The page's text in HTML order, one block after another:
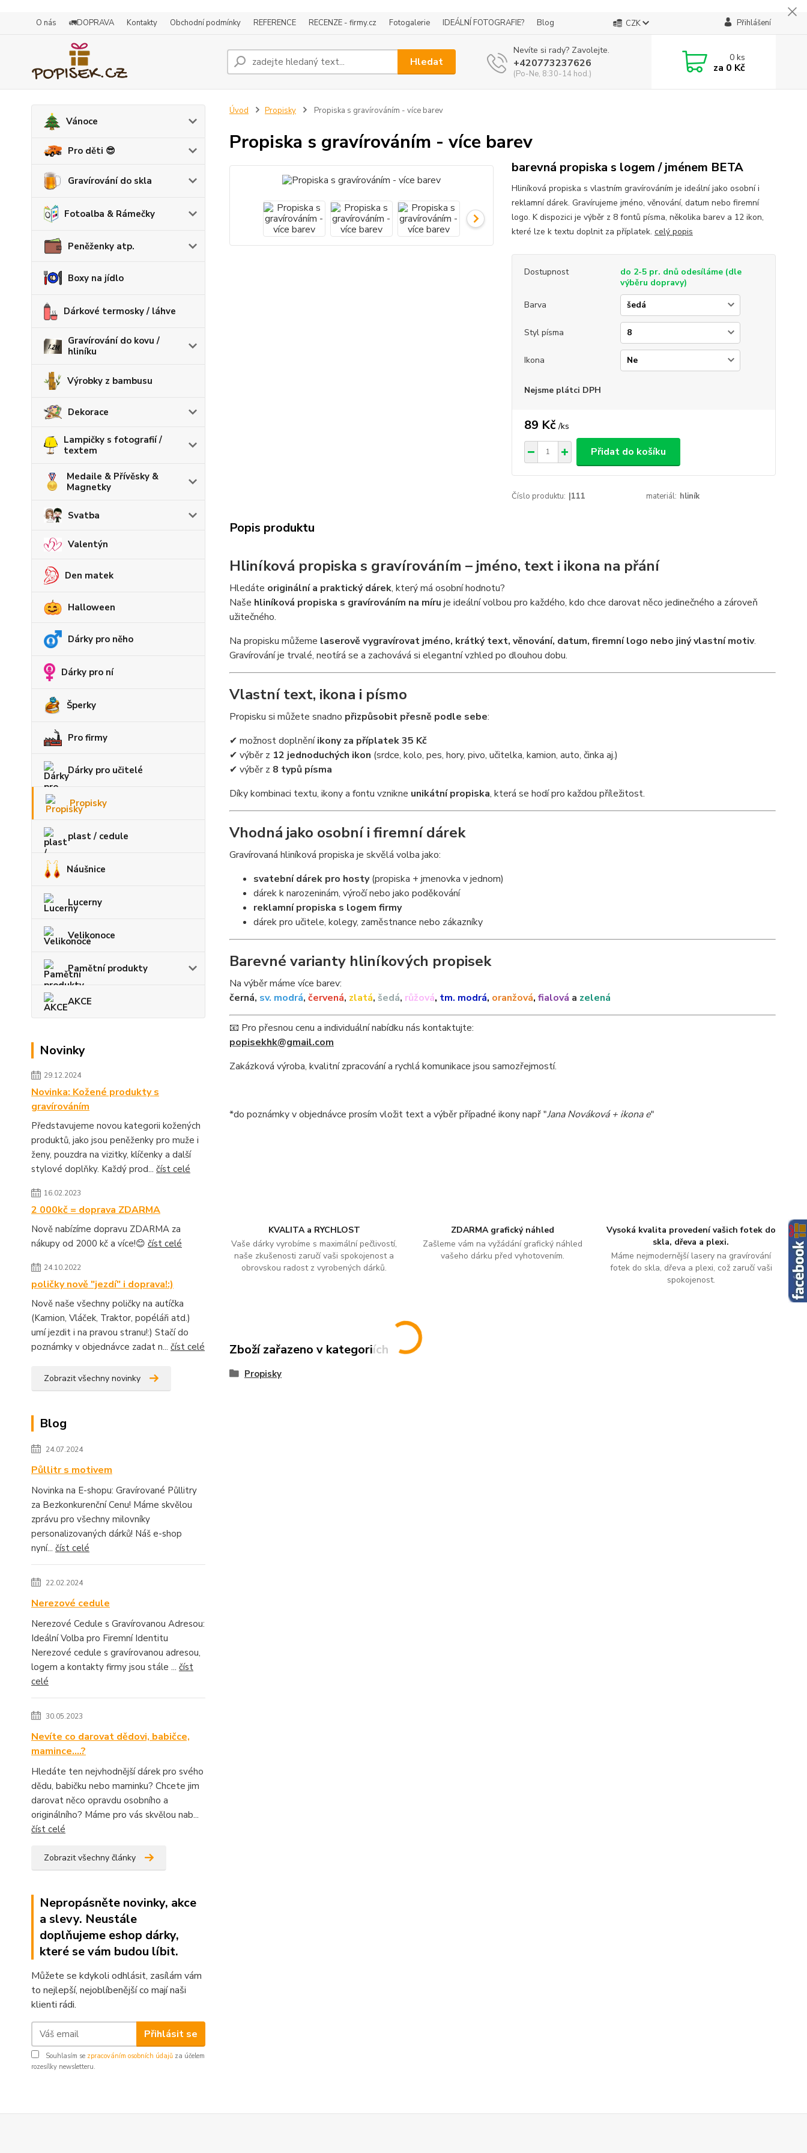
O nás 🚛DOPRAVA Kontakty Obchodní podmínky REFERENCE RECENZE - firmy.cz Fotogalerie IDEÁLNÍ FOTOGRAFIE? Blog CZK Přihlášení
Hledat
Nevíte si rady? Zavolejte.
+420773237626
(Po-Ne, 8:30-14 hod.)
0ks
za 0 Kč
Vánoce
Pro děti 😎
Gravírování do skla
Fotoalba & Rámečky
Peněženky atp.
Boxy na jídlo
Dárkové termosky / láhve
Gravírování do kovu /
hliníku
Výrobky z bambusu
Dekorace
Lampičky s fotografií /
textem
Medaile & Přívěsky &
Magnetky
Svatba
Valentýn
Den matek
Halloween
Dárky pro něho
Dárky pro ní
Šperky
Pro firmy
Dárky pro učitelé
Propisky
plast / cedule
Náušnice
Lucerny
Velikonoce
Pamětní produkty
AKCE
Novinky
29.12.2024
Novinka: Kožené produkty s
gravírováním
Představujeme novou kategorii kožených
produktů, jako jsou peněženky pro muže i
ženy, pouzdra na vizitky, klíčenky a další
stylové doplňky. Každý prod... číst celé
16.02.2023
2 000kč = doprava ZDARMA
Nově nabízíme dopravu ZDARMA za
nákupy od 2000 kč a více!😊 číst celé
24.10.2022
poličky nově "jezdí" i doprava!:)
Nově naše všechny poličky na autíčka
(Kamion, Vláček, Traktor, popéláři atd.)
umí jezdit i na pravou stranu!:) Stačí do
poznámky v objednávce zadat n... číst celé
Zobrazit všechny novinky
Blog
24.07.2024
Půllitr s motivem
Novinka na E-shopu: Gravírované Půllitry
za Bezkonkurenční Cenu! Máme skvělou
zprávu pro všechny milovníky
personalizovaných dárků! Náš e-shop
nyní... číst celé
22.02.2024
Nerezové cedule
Nerezové Cedule s Gravírovanou Adresou:
Ideální Volba pro Firemní Identitu
Nerezové cedule s gravírovanou adresou,
logem a kontakty firmy jsou stále ... číst
celé
30.05.2023
Nevíte co darovat dědovi, babičce,
mamince....?
Hledáte ten nejvhodnější dárek pro svého
dědu, babičku nebo maminku? Chcete jim
darovat něco opravdu osobního a
originálního? Máme pro vás skvělou nab...
číst celé
Zobrazit všechny články
Nepropásněte novinky, akce
a slevy. Neustále
doplňujeme eshop dárky,
které se vám budou líbit.
Můžete se kdykoli odhlásit, zasílám vám
to nejlepší, nejoblíbenější co mají naši
klienti rádi.
Přihlásit se
Souhlasím se zpracováním osobních údajů za účelem
rozesílky newsletteru.
Úvod Propisky Propiska s gravírováním - více barev
Propiska s gravírováním - více barev
barevná propiska s logem / jménem BETA
Hliníková propiska s vlastním gravírováním je ideální jako osobní i
reklamní dárek. Gravírujeme jméno, věnování, datum nebo firemní
logo. K dispozici je výběr z 8 fontů písma, několika barev a 12 ikon,
které lze k textu doplnit za příplatek. celý popis
Dostupnost
do 2-5 pr. dnů odesíláme (dle
výběru dopravy)
Barva
Styl písma
Ikona
Nejsme plátci DPH
89 Kč /ks
Přidat do košíku
Číslo produktu: |111 materiál: hliník
KVALITA a RYCHLOST
Vaše dárky vyrobíme s maximální pečlivostí,
naše zkušenosti zaručí vaši spokojenost a
obrovskou radost z vyrobených dárků.
ZDARMA grafický náhled
Zašleme vám na vyžádání grafický náhled
vašeho dárku před vyhotovením.
Vysoká kvalita provedení vašich fotek do
skla, dřeva a plexi.
Máme nejmodernější lasery na gravírování
fotek do skla, dřeva a plexi, což zaručí vaši
spokojenost.
Popis produktu
Hliníková propiska s gravírováním – jméno, text i ikona na přání
Hledáte originální a praktický dárek, který má osobní hodnotu?
Naše hliníková propiska s gravírováním na míru je ideální volbou pro každého, kdo chce darovat něco jedinečného a zároveň
užitečného.
Na propisku můžeme laserově vygravírovat jméno, krátký text, věnování, datum, firemní logo nebo jiný vlastní motiv.
Gravírování je trvalé, neotírá se a zachovává si elegantní vzhled po dlouhou dobu.
Vlastní text, ikona i písmo
Propisku si můžete snadno přizpůsobit přesně podle sebe:
✔ možnost doplněníikony za příplatek 35 Kč
✔ výběr z 12 jednoduchých ikon (srdce, kolo, pes, hory, pivo, učitelka, kamion, auto, činka aj.)
✔ výběr z 8 typů písma
Díky kombinaci textu, ikony a fontu vznikne unikátní propiska, která se hodí pro každou příležitost.
Vhodná jako osobní i firemní dárek
Gravírovaná hliníková propiska je skvělá volba jako:
svatební dárek pro hosty(propiska + jmenovka v jednom)
dárek k narozeninám, výročí nebo jako poděkování
reklamní propiska s logem firmy
dárek pro učitele, kolegy, zaměstnance nebo zákazníky
Barevné varianty hliníkových propisek
Na výběr máme více barev:
černá, sv. modrá, červená, zlatá, šedá, růžová, tm. modrá, oranžová, fialová a zelená
📧 Pro přesnou cenu a individuální nabídku nás kontaktujte:
popisekhk@gmail.com
Zakázková výroba, kvalitní zpracování a rychlá komunikace jsou samozřejmostí.
*do poznámky v objednávce prosím vložit text a výběr případné ikony např "Jana Nováková + ikona e"
Zboží zařazeno v kategoriích
Propisky